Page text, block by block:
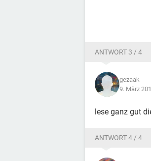
ANTWORT 3 / 4
gezaak
9. März
lese ganz gut
ANTWORT 4 / 4